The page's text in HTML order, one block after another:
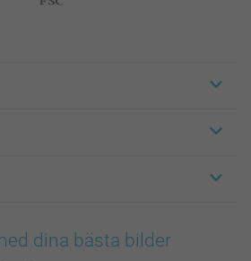
Fotohäften
dina bästa bilder